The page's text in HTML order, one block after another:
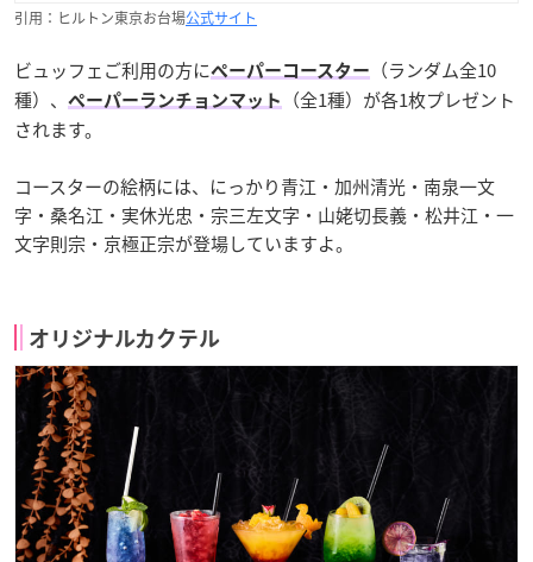
引用：ヒルトン東京お台場公式サイト
ビュッフェご利用の方にペーパーコースター
（ランダム全10
種）、
ペーパーランチョンマット
（全1種）が各1枚プレゼント
されます。
コースターの絵柄には、にっかり青江・加州清光・南泉一文
字・桑名江・実休光忠・宗三左文字・山姥切長義・松井江・一
文字則宗・京極正宗が登場していますよ。
オリジナルカクテル